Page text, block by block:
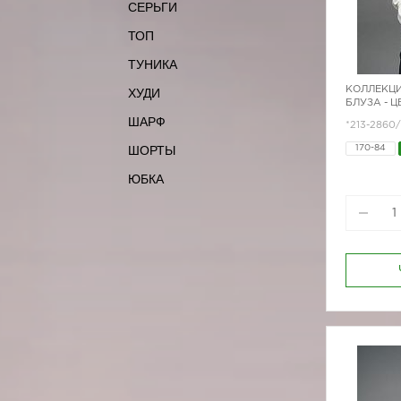
СЕРЬГИ
ТОП
ТУНИКА
ХУДИ
ШАРФ
ШОРТЫ
ЮБКА
БЛУЗА -
*213-
170-84